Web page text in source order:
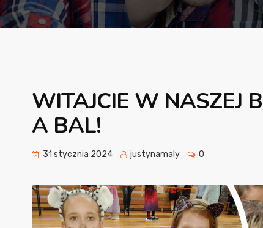
WITAJCIE W NASZEJ
A BAL!
31 stycznia 2024 justynamaly 0